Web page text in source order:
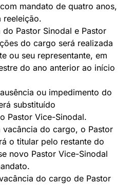
mandato de quatro anos,
reeleição.
do Pastor Sinodal e Pastor
do cargo será realizada
ou seu representante, em
do ano anterior ao início
ou impedimento do
substituído
Pastor Vice-Sinodal.
vacância do cargo, o Pastor
o titular pelo restante do
novo Pastor Vice-Sinodal
do cargo de Pastor